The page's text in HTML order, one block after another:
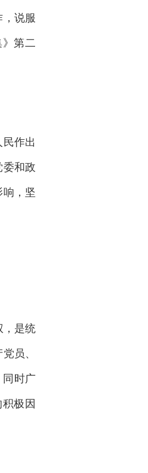
说服
第二
作出
委和政
响，坚
是统
员、
同时广
极因